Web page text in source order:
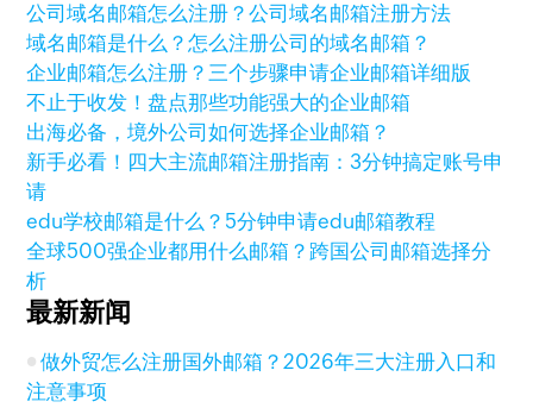
公司域名邮箱怎么注册？公司域名邮箱注册方法
域名邮箱是什么？怎么注册公司的域名邮箱？
企业邮箱怎么注册？三个步骤申请企业邮箱详细版
不止于收发！盘点那些功能强大的企业邮箱
出海必备，境外公司如何选择企业邮箱？
新手必看！四大主流邮箱注册指南：3分钟搞定账号申
请
edu学校邮箱是什么？5分钟申请edu邮箱教程
全球500强企业都用什么邮箱？跨国公司邮箱选择分
析
最新新闻
做外贸怎么注册国外邮箱？2026年三大注册入口和
注意事项